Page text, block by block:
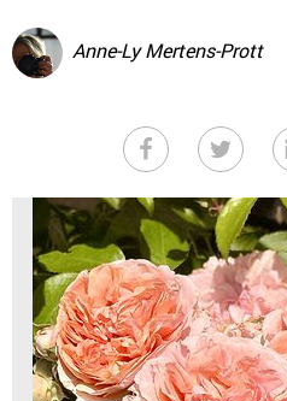
Anne-Ly Mertens-Prott